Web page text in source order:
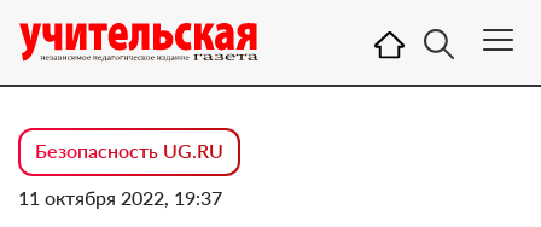
Безопасность UG.RU
11 октября 2022, 19:37